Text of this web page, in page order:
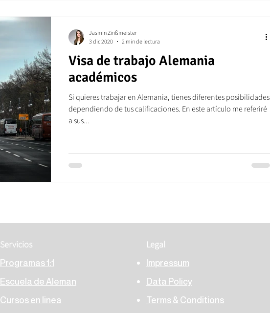
Visa de trabajo Alemania
académicos
Si quieres trabajar en Alemania, tienes diferentes posibilidades
dependiendo de tus calificaciones. En este artículo me referiré
a sus...
Jasmin Zinßmeister
3 dic 2020
2 min de lectura
​Legal
Impressum
Data Policy
Terms & Conditions
​Servicios
Programas 1:1
Escuela de Aleman
Cursos en linea